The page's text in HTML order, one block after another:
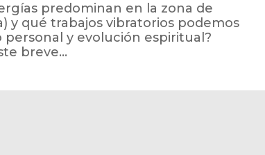
predominan en la zona de
y qué trabajos vibratorios podemos
y evolución espiritual?
breve...